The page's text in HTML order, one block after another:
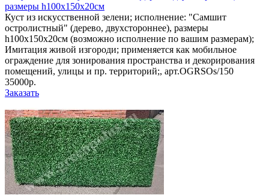
размеры h100х150х20см
Куст из искусственной зелени; исполнение: "Самшит
остролистный" (дерево, двухстороннее), размеры
h100х150х20см (возможно исполнение по вашим размерам);
Имитация живой изгороди; применяется как мобильное
ограждение для зонирования пространства и декорирования
помещений, улицы и пр. территорий;, арт.OGRSOs/150
35000р.
Заказать